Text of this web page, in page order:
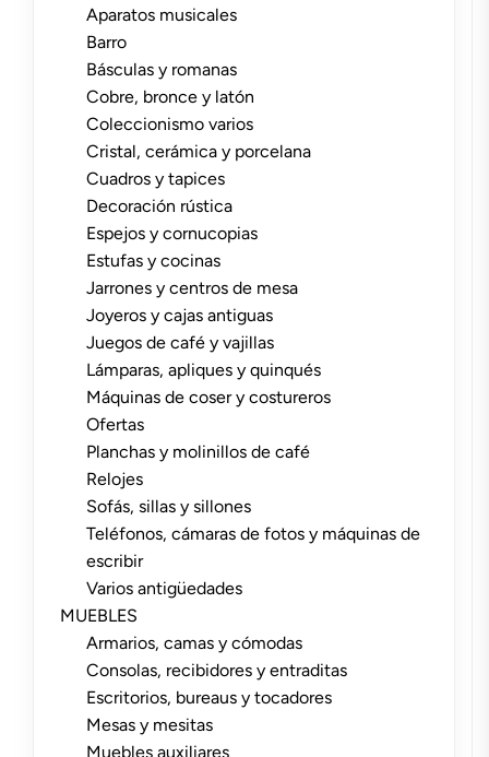
Aparatos musicales
Barro
Básculas y romanas
Cobre, bronce y latón
Coleccionismo varios
Cristal, cerámica y porcelana
Cuadros y tapices
Decoración rústica
Espejos y cornucopias
Estufas y cocinas
Jarrones y centros de mesa
Joyeros y cajas antiguas
Juegos de café y vajillas
Lámparas, apliques y quinqués
Máquinas de coser y costureros
Ofertas
Planchas y molinillos de café
Relojes
Sofás, sillas y sillones
Teléfonos, cámaras de fotos y máquinas de
escribir
Varios antigüedades
MUEBLES
Armarios, camas y cómodas
Consolas, recibidores y entraditas
Escritorios, bureaus y tocadores
Mesas y mesitas
Muebles auxiliares